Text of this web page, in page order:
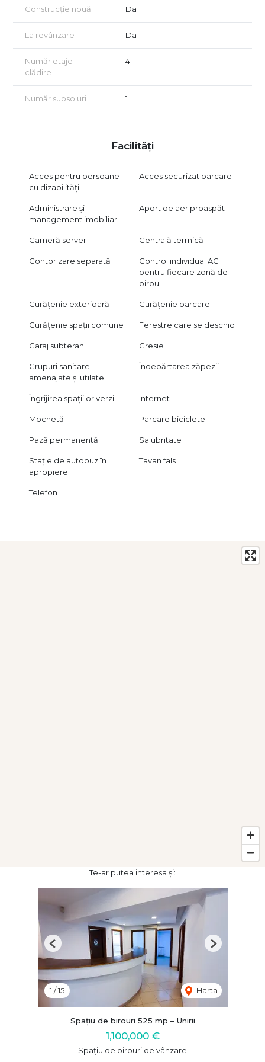
12 minute până la metrou Piața Victoriei
subterane, la prețul de 30.000 euro/loc.
Pentru mai multe informații și programarea unei vizionări, vă
rugăm să ne contactați.
conform art. 2.096-2.102 din Codul Civil.
Construcție nouă Da
La revânzare Da
Număr etaje
clădire
4
Număr subsoluri 1
Facilități
Acces pentru persoane
cu dizabilități
Acces securizat parcare
Administrare și
management imobiliar
Aport de aer proaspăt
Cameră server Centrală termică
Contorizare separată
Control individual AC
pentru fiecare zonă de
birou
Curățenie exterioară Curățenie parcare
Curățenie spații comune Ferestre care se deschid
Garaj subteran Gresie
Grupuri sanitare
amenajate și utilate
Îndepărtarea zăpezii
Îngrijirea spațiilor verzi Internet
Mochetă Parcare biciclete
Pază permanentă Salubritate
Stație de autobuz în
apropiere
Tavan fals
Telefon
Te-ar putea interesa și:
1 /15 Harta
Previous Next
Spațiu de birouri 525 mp – Unirii
1,100,000 €
Spațiu de birouri de vânzare